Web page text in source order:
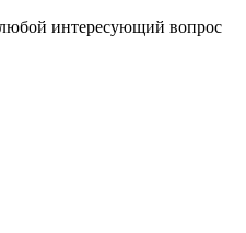
интересующий вопрос